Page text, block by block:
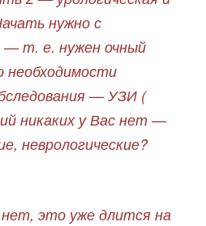
нужно с
— т. е. нужен очный
необходимости
— УЗИ (
никаких у Вас нет —
неврологические?
нет, это уже длится на